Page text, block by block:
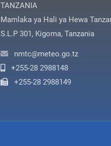
TANZANIA
Mamlaka ya Hali ya Hewa
S.L.P 301, Kigoma, Tanzania
nmtc@meteo.go.tz
+255-28 2988148
+255-28 2988149